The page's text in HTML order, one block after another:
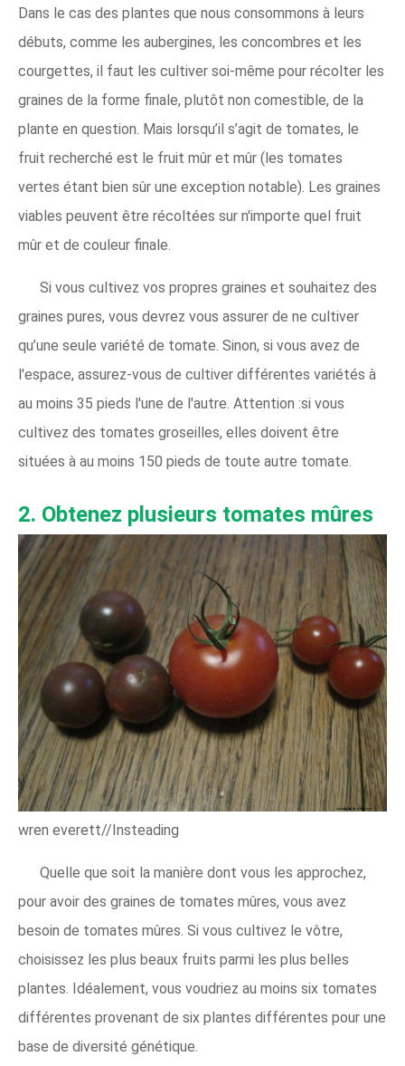
Dans le cas des plantes que nous consommons à leurs
débuts, comme les aubergines, les concombres et les
courgettes, il faut les cultiver soi-même pour récolter les
graines de la forme finale, plutôt non comestible, de la
plante en question. Mais lorsqu’il s’agit de tomates, le
fruit recherché est le fruit mûr et mûr (les tomates
vertes étant bien sûr une exception notable). Les graines
viables peuvent être récoltées sur n'importe quel fruit
mûr et de couleur finale.
Si vous cultivez vos propres graines et souhaitez des
graines pures, vous devrez vous assurer de ne cultiver
qu’une seule variété de tomate. Sinon, si vous avez de
l'espace, assurez-vous de cultiver différentes variétés à
au moins 35 pieds l'une de l'autre. Attention :si vous
cultivez des tomates groseilles, elles doivent être
situées à au moins 150 pieds de toute autre tomate.
2. Obtenez plusieurs tomates mûres
wren everett//Insteading
Quelle que soit la manière dont vous les approchez,
pour avoir des graines de tomates mûres, vous avez
besoin de tomates mûres. Si vous cultivez le vôtre,
choisissez les plus beaux fruits parmi les plus belles
plantes. Idéalement, vous voudriez au moins six tomates
différentes provenant de six plantes différentes pour une
base de diversité génétique.